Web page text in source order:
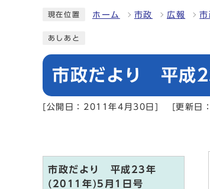
現在位置 ホーム 市政 広報 市
あしあと
市政だより 平成
[公開日：2011年4月30日] [更新日
市政だより 平成23年
(2011年)5月1日号